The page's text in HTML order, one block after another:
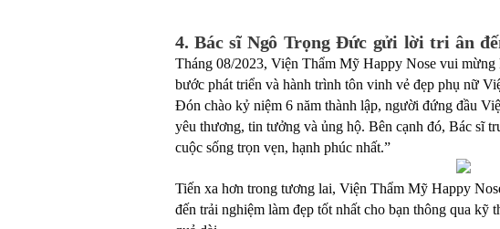
4. Bác sĩ Ngô Trọng Đức gửi lời tri ân
Tháng 08/2023, Viện Thẩm Mỹ Happy Nose vui mừng
bước phát triển và hành trình tôn vinh vẻ đẹp phụ nữ
Đón chào kỷ niệm 6 năm thành lập, người đứng đầu
yêu thương, tin tưởng và ủng hộ. Bên cạnh đó, Bác sĩ
cuộc sống trọn vẹn, hạnh phúc nhất.”
Tiến xa hơn trong tương lai, Viện Thẩm Mỹ Happy
đến trải nghiệm làm đẹp tốt nhất cho bạn thông qua kỹ